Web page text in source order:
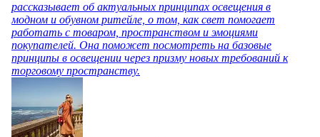
рассказывает об актуальных принципах освещения в
модном и обувном ритейле, о том, как свет помогает
работать с товаром, пространством и эмоциями
покупателей. Она поможет посмотреть на базовые
принципы в освещении через призму новых требований к
торговому пространству.